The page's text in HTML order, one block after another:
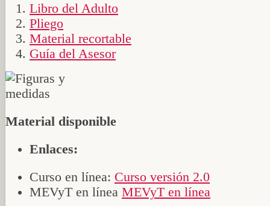
Libro del Adulto
Pliego
Material recortable
Guía del Asesor
Material disponible
Enlaces:
Curso en línea: Curso versión 2.0
MEVyT en línea MEVyT en línea